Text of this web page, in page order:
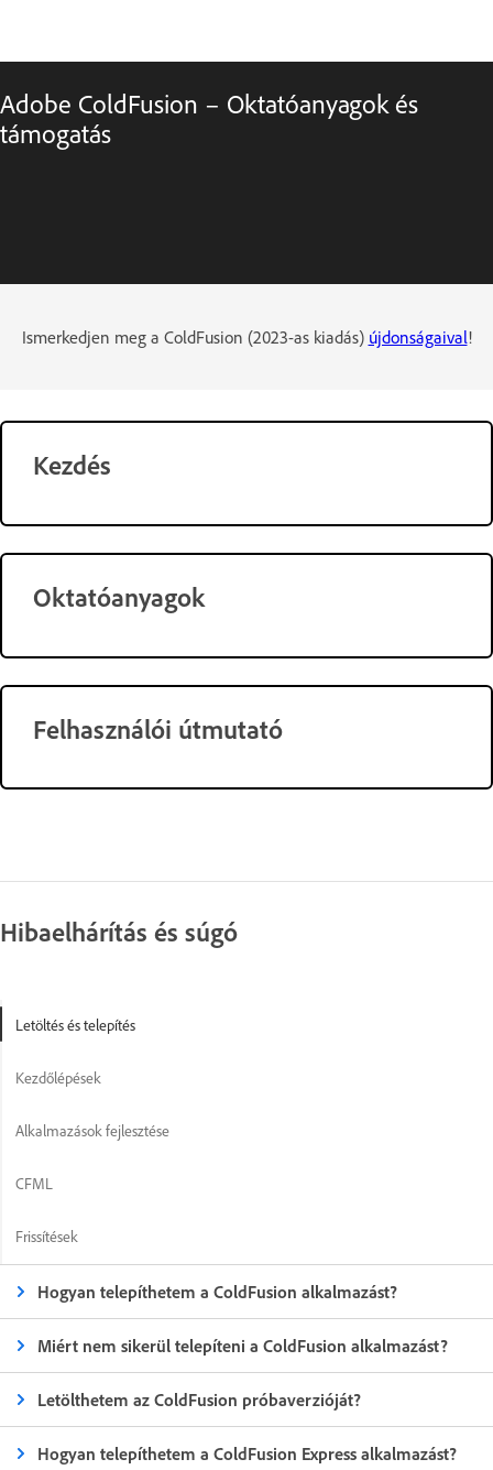
Adobe ColdFusion – Oktatóanyagok és
támogatás
Ismerkedjen meg a ColdFusion (2023-as kiadás) újdonságaival!
Kezdés
Oktatóanyagok
Felhasználói útmutató
Hibaelhárítás és súgó
Letöltés és telepítés
Kezdőlépések
Alkalmazások fejlesztése
CFML
Frissítések
Hogyan telepíthetem a ColdFusion alkalmazást?
Miért nem sikerül telepíteni a ColdFusion alkalmazást?
Letölthetem az ColdFusion próbaverzióját?
Hogyan telepíthetem a ColdFusion Express alkalmazást?